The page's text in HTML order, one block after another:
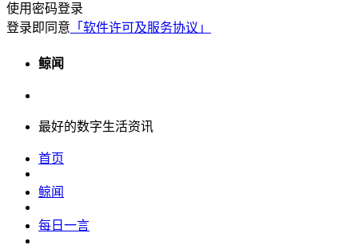
使用密码登录
登录即同意 「软件许可及服务协议」
鲸闻
最好的数字生活资讯
首页
鲸闻
每日一言